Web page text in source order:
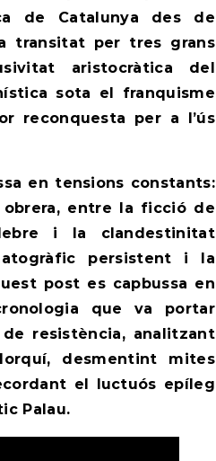
de Catalunya des de
transitat per tres grans
aristocràtica del
sota el franquisme
reconquesta per a l’ús
en tensions constants:
entre la ficció de
i la clandestinitat
persistent i la
post es capbussa en
que va portar
resistència, analitzant
desmentint mites
el luctuós epíleg
Palau.